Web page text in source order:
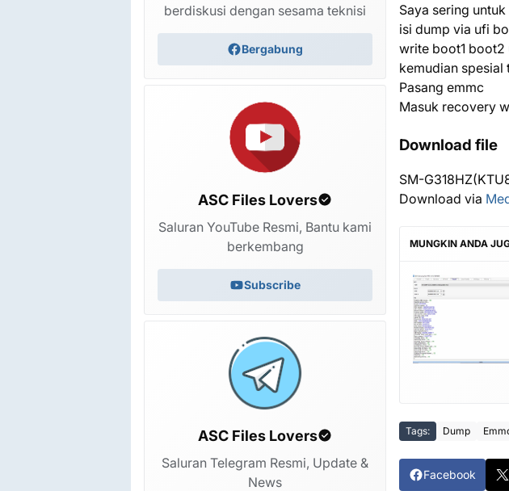
Saya sering
isi dump via ufi
write boot1 boot2
kemudian spesial
Pasang emmc
Masuk recovery
Download file
SM-
Download via
MUNGKIN ANDA
Firmware S25 Ultra S26 Ultra HDC MT6737 KW
Replika File Flash StockROM
Tags: Dump
Facebook
berdiskusi dengan sesama teknisi
Bergabung
ASC Files Lovers
Saluran YouTube Resmi, Bantu kami
berkembang
Subscribe
ASC Files Lovers
Saluran Telegram Resmi, Update &
News